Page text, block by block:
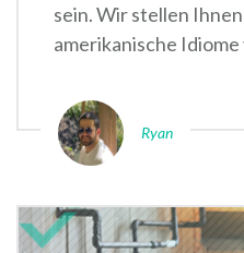
sein. Wir stellen
amerikanische Idiome
Ryan